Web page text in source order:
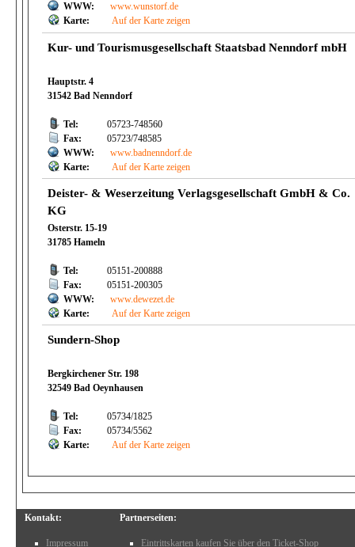
WWW:
www.wunstorf.de
Karte:
Auf der Karte zeigen
Kur- und Tourismusgesellschaft Staatsbad Nenndorf mbH
Hauptstr. 4
31542 Bad Nenndorf
Tel:
05723-748560
Fax:
05723/748585
WWW:
www.badnenndorf.de
Karte:
Auf der Karte zeigen
Deister- & Weserzeitung Verlagsgesellschaft GmbH & Co.
KG
Osterstr. 15-19
31785 Hameln
Tel:
05151-200888
Fax:
05151-200305
WWW:
www.dewezet.de
Karte:
Auf der Karte zeigen
Sundern-Shop
Bergkirchener Str. 198
32549 Bad Oeynhausen
Tel:
05734/1825
Fax:
05734/5562
Karte:
Auf der Karte zeigen
Kontakt:
Impressum
Partnerseiten:
Eintrittskarten kaufen Sie über den Ticket-Shop